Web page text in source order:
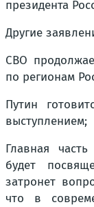
президента
Другие
СВО
по регионам
Путин
выступлением;
Главная
будет
затронет
что в